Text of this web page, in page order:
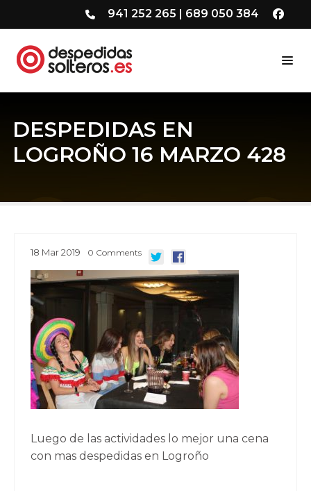
941 252 265 | 689 050 384
DESPEDIDAS EN
LOGROÑO 16 MARZO 428
18 Mar2019 0 Comments
Luego de las actividades lo mejor una cena
con mas despedidas en Logroño